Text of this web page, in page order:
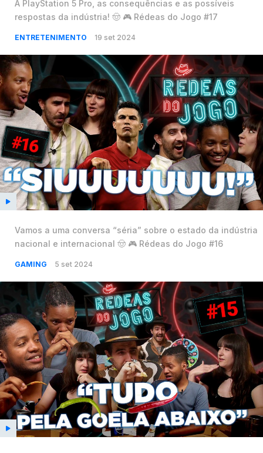
A PlayStation 5 Pro, as consequências e as possíveis
respostas da indústria! 🤠 🎮 Rédeas do Jogo #17
ENTRETENIMENTO 19 set 2024
Vamos a uma conversa “séria” sobre o estado da indústria
nacional e internacional 🤠 🎮 Rédeas do Jogo #16
GAMING 5 set 2024